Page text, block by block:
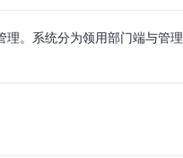
理。系统分为领用部门端与管理